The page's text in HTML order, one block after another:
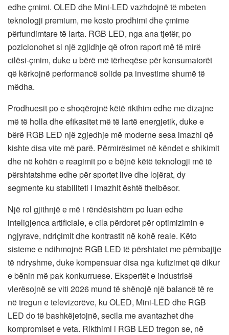
edhe çmimi. OLED dhe Mini-LED vazhdojnë të mbeten
teknologji premium, me kosto prodhimi dhe çmime
përfundimtare të larta. RGB LED, nga ana tjetër, po
pozicionohet si një zgjidhje që ofron raport më të mirë
cilësi-çmim, duke u bërë më tërheqëse për konsumatorët
që kërkojnë performancë solide pa investime shumë të
mëdha.
Prodhuesit po e shoqërojnë këtë rikthim edhe me dizajne
më të holla dhe efikasitet më të lartë energjetik, duke e
bërë RGB LED një zgjedhje më moderne sesa imazhi që
kishte disa vite më parë. Përmirësimet në këndet e shikimit
dhe në kohën e reagimit po e bëjnë këtë teknologji më të
përshtatshme edhe për sportet live dhe lojërat, dy
segmente ku stabiliteti i imazhit është thelbësor.
Një rol gjithnjë e më i rëndësishëm po luan edhe
inteligjenca artificiale, e cila përdoret për optimizimin e
ngjyrave, ndriçimit dhe kontrastit në kohë reale. Këto
sisteme e ndihmojnë RGB LED të përshtatet me përmbajtje
të ndryshme, duke kompensuar disa nga kufizimet që dikur
e bënin më pak konkurruese. Ekspertët e industrisë
vlerësojnë se viti 2026 mund të shënojë një balancë të re
në tregun e televizorëve, ku OLED, Mini-LED dhe RGB
LED do të bashkëjetojnë, secila me avantazhet dhe
kompromiset e veta. Rikthimi i RGB LED tregon se, në